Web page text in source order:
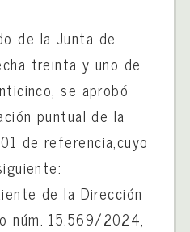
de la Junta de
treinta y uno de
se aprobó
puntual de la
de referencia,cuyo
de la Dirección
núm. 15.569/2024,